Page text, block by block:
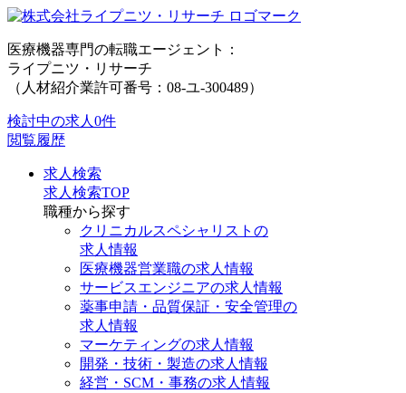
医療機器専門の転職エージェント：
ライプニツ・リサーチ
（人材紹介業許可番号：08-ユ-300489）
検討中の求人 0件
閲覧履歴
求人検索
求人検索TOP
職種から探す
クリニカルスペシャリストの
求人情報
医療機器営業職の求人情報
サービスエンジニアの求人情報
薬事申請・品質保証・安全管理の
求人情報
マーケティングの求人情報
開発・技術・製造の求人情報
経営・SCM・事務の求人情報